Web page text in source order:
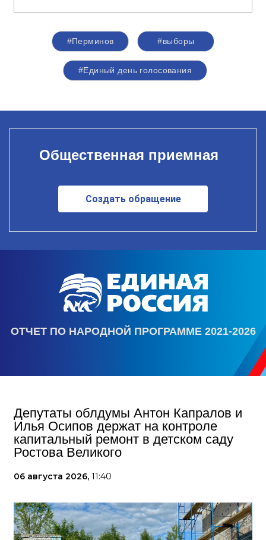
#Перминов #выборы
#Единый день голосования
Общественная приемная
Создать обращение
ОТЧЕТ ПО НАРОДНОЙ ПРОГРАММЕ 2021-2026
Депутаты облдумы Антон Капралов и
Илья Осипов держат на контроле
капитальный ремонт в детском саду
Ростова Великого
06 августа 2026, 11:40